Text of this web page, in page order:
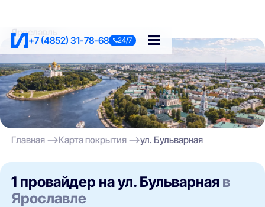
+7 (4852) 31-78-68 24/7
Ярославль
Главная Карта покрытия ул. Бульварная
1 провайдер на ул. Бульварная в
Ярославле